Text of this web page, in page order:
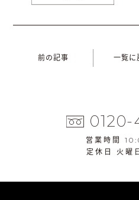
前の記事 一覧に
0120-
営業時間
定休日 火曜